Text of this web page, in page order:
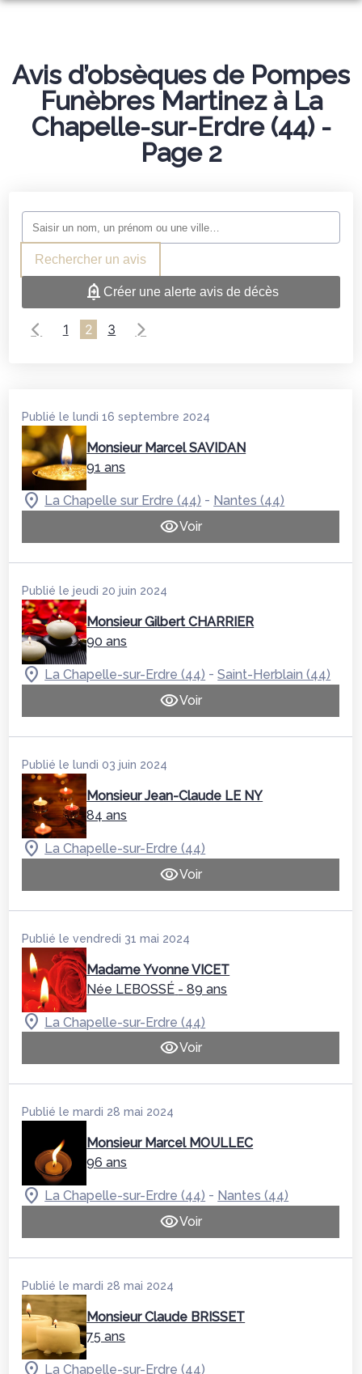
ORGANISER DES OBSÈQUES
PRÉVOIR SES OBSÈQUES
MONUMENTS FUNÉRAIRES
NOS AGENCES
NORT-SUR-ERDRE
CHAMBRES FUNERAIRES
NORT-SUR-ERDRE
LES TOUCHES
CÉRÉMONIE CIVILE
ESPACES HOMMAGES
Avis d’obsèques de Pompes
Funèbres Martinez à La
Chapelle-sur-Erdre (44) -
Page 2
Rechercher un avis
Créer une alerte avis de décès
1 2 3
Publié le lundi 16 septembre 2024
Monsieur Marcel SAVIDAN
91 ans
La Chapelle sur Erdre (44) - Nantes (44)
Voir
Publié le jeudi 20 juin 2024
Monsieur Gilbert CHARRIER
90 ans
La Chapelle-sur-Erdre (44) -Saint-Herblain (44)
Voir
Publié le lundi 03 juin 2024
Monsieur Jean-Claude LE NY
84 ans
La Chapelle-sur-Erdre (44)
Voir
Publié le vendredi 31 mai 2024
Madame Yvonne VICET
Née LEBOSSÉ - 89 ans
La Chapelle-sur-Erdre (44)
Voir
Publié le mardi 28 mai 2024
Monsieur Marcel MOULLEC
96 ans
La Chapelle-sur-Erdre (44) - Nantes (44)
Voir
Publié le mardi 28 mai 2024
Monsieur Claude BRISSET
75 ans
La Chapelle-sur-Erdre (44)